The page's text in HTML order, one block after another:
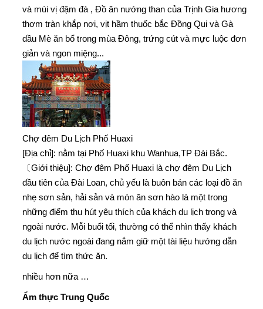
và mùi vị đậm đà , Đồ ăn nướng than của Trịnh Gia hương
thơm tràn khắp nơi, vịt hầm thuốc bắc Đồng Qui và Gà
dầu Mè ăn bổ trong mùa Đông, trứng cút và mực luộc đơn
giản và ngon miệng...
Chợ đêm Du Lịch Phố Huaxi
[Địa chỉ]: nằm tại Phố Huaxi khu Wanhua,TP Đài Bắc.
〔Giới thiệu]: Chợ đêm Phố Huaxi là chợ đêm Du Lịch
đầu tiên của Đài Loan, chủ yếu là buôn bán các loại đồ ăn
nhẹ sơn sản, hải sản và món ăn sơn hào là một trong
những điểm thu hút yêu thích của khách du lịch trong và
ngoài nước. Mỗi buổi tối, thường có thể nhìn thấy khách
du lịch nước ngoài đang nắm giữ một tài liệu hướng dẫn
du lịch để tìm thức ăn.
nhiều hơn nữa …
Ẩm thực Trung Quốc